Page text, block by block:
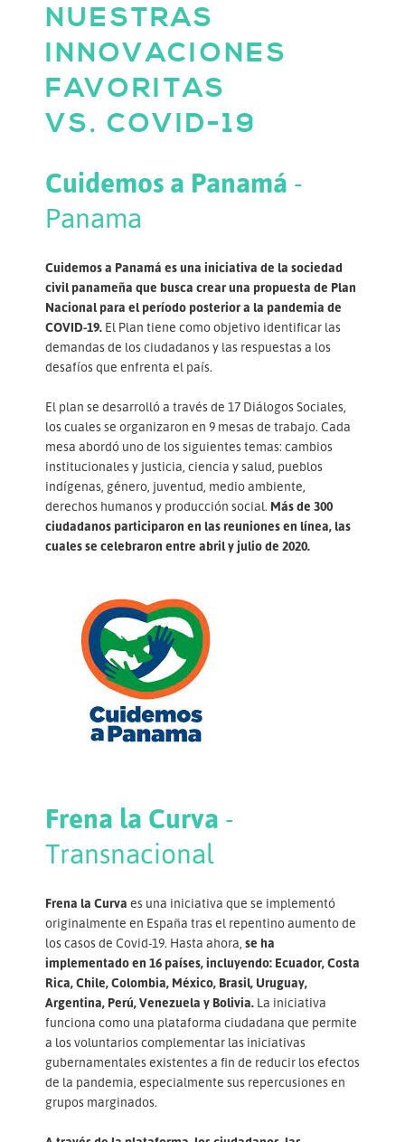
NUESTRAS
INNOVACIONES
FAVORITAS
VS. COVID-19
Cuidemos a Panamá -
Panama
Cuidemos a Panamá es una iniciativa de la sociedad
civil panameña que busca crear una propuesta de Plan
Nacional para el período posterior a la pandemia de
COVID-19. El Plan tiene como objetivo identificar las
demandas de los ciudadanos y las respuestas a los
desafíos que enfrenta el país.
El plan se desarrolló a través de 17 Diálogos Sociales,
los cuales se organizaron en 9 mesas de trabajo. Cada
mesa abordó uno de los siguientes temas: cambios
institucionales y justicia, ciencia y salud, pueblos
indígenas, género, juventud, medio ambiente,
derechos humanos y producción social. Más de 300
ciudadanos participaron en las reuniones en línea, las
cuales se celebraron entre abril y julio de 2020.
Frena la Curva -
Transnacional
Frena la Curva es una iniciativa que se implementó
originalmente en España tras el repentino aumento de
los casos de Covid-19. Hasta ahora, se ha
implementado en 16 países, incluyendo: Ecuador, Costa
Rica, Chile, Colombia, México, Brasil, Uruguay,
Argentina, Perú, Venezuela y Bolivia. La iniciativa
funciona como una plataforma ciudadana que permite
a los voluntarios complementar las iniciativas
gubernamentales existentes a fin de reducir los efectos
de la pandemia, especialmente sus repercusiones en
grupos marginados.